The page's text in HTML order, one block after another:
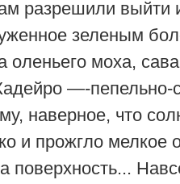
разрешили
зеленым
оленьего моха,
—-пепельно-
наверное, что
и прожгло мелкое
поверхность...